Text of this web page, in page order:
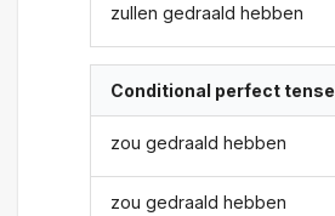
zullen gedraald hebben
Conditional perfect tense
zou gedraald hebben
zou gedraald hebben